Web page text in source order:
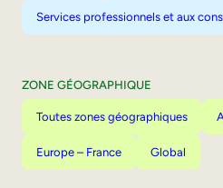
Services professionnels et aux
ZONE GÉOGRAPHIQUE
Toutes zones géographiques
Europe – France Global